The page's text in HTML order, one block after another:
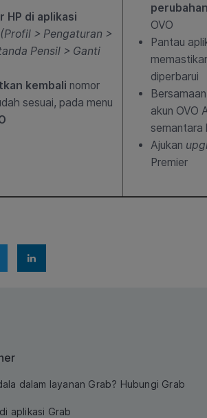
HP di aplikasi
(Profil > Pengaturan >
Pensil > Ganti
kembali nomor
sesuai, pada menu
OVO
Pantau
diperbarui
akun OVO
semantara
Ajukan
Premier
dalam layanan Grab? Hubungi Grab
aplikasi Grab